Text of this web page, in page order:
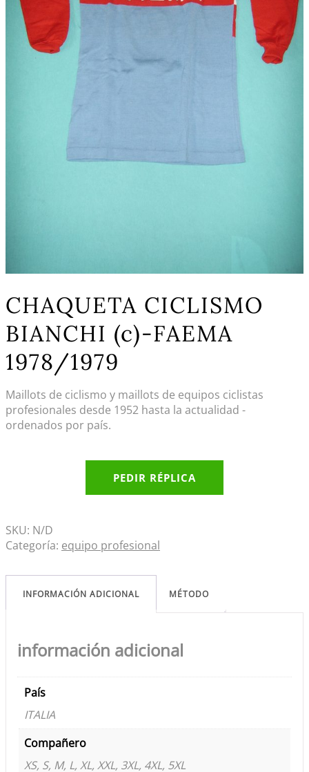
CHAQUETA CICLISMO
BIANCHI (c)-FAEMA
1978/1979
Maillots de ciclismo y maillots de equipos ciclistas
profesionales desde 1952 hasta la actualidad -
ordenados por país.
PEDIR RÉPLICA
SKU: N/D
Categoría: equipo profesional
INFORMACIÓN ADICIONAL MÉTODO
información adicional
País
ITALIA
Compañero
XS, S, M, L, XL, XXL, 3XL, 4XL, 5XL